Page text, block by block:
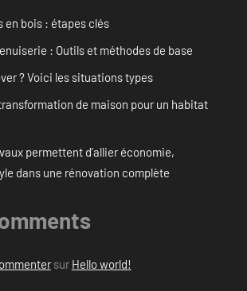
en bois : étapes clés
: Outils et méthodes de base
? Voici les situations types
de maison pour un habitat
permettent d’allier économie,
dans une rénovation complète
sur Hello world!